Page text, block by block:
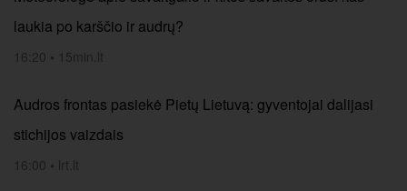
laukia po karščio ir audrų?
16:20 • 15min.lt
Audros frontas pasiekė Pietų Lietuvą: gyventojai dalijasi
stichijos vaizdais
16:00 • lrt.lt